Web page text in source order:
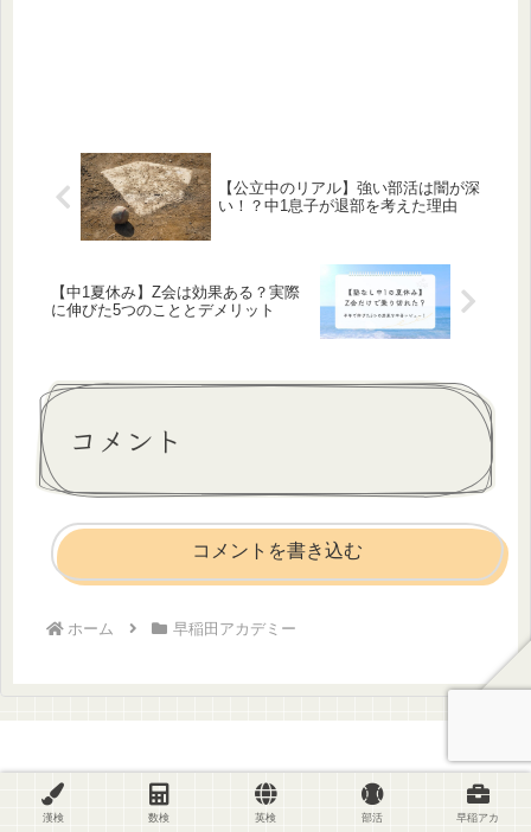
【公立中のリアル】強い部活は闇が深
い！？中1息子が退部を考えた理由
【中1夏休み】Z会は効果ある？実際
に伸びた5つのこととデメリット
コメント
コメントを書き込む
ホーム 早稲田アカデミー
ホーム
プライバシーポリシー
免責事項
運営者情報
漢検 数検 英検 部活 早稲アカ